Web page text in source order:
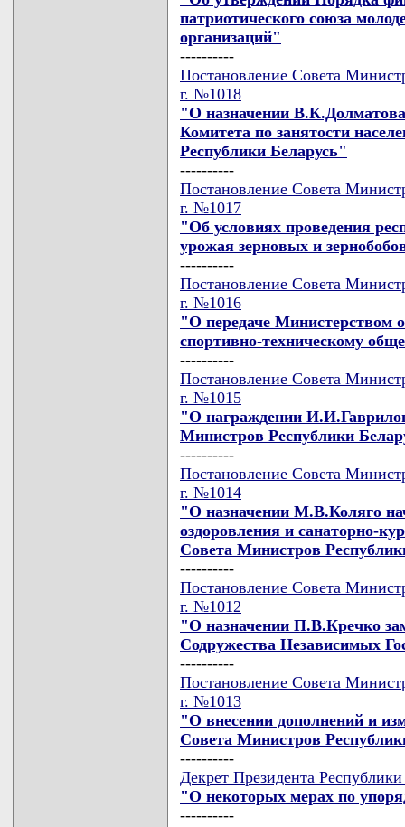
патриотического союза
организаций"
----------
Постановление Совета
г. №1018
"О назначении
Комитета по занятости
Республики Беларусь"
----------
Постановление Совета
г. №1017
"Об условиях проведения
урожая зерновых и
----------
Постановление Совета
г. №1016
"О передаче Министерством
спортивно-техническому
----------
Постановление Совета
г. №1015
"О награждении
Министров Республики
----------
Постановление Совета
г. №1014
"О назначении М.В.Коляго
оздоровления и санаторно-
Совета Министров
----------
Постановление Совета
г. №1012
"О назначении П.В.Кречко
Содружества Независимых
----------
Постановление Совета
г. №1013
"О внесении дополнений и
Совета Министров
----------
Декрет Президента
"О некоторых мерах по
----------